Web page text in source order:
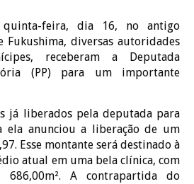
feira, dia 16, no antigo
Fukushima, diversas autoridades
receberam a Deputada
(PP) para um importante
já liberados pela deputada para
ela anunciou a liberação de um
Esse montante será destinado à
atual em uma bela clínica, com
A contrapartida do